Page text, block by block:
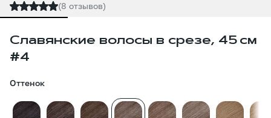
(8 отзывов)
Славянские волосы в срезе, 45 см
#4
Оттенок